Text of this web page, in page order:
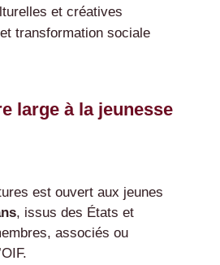
et créatives
transformation sociale
large à la jeunesse
est ouvert aux jeunes
, issus des États et
associés ou